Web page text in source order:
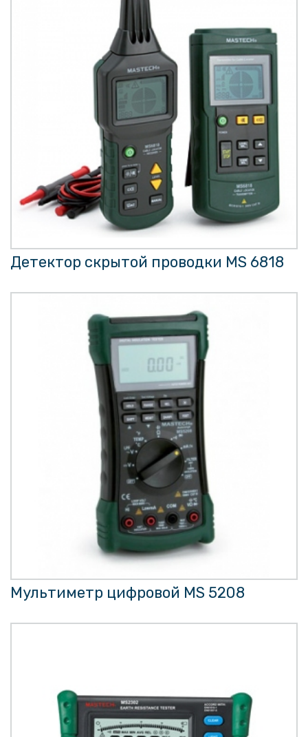
Детектор скрытой проводки MS 6818
Мультиметр цифровой MS 5208